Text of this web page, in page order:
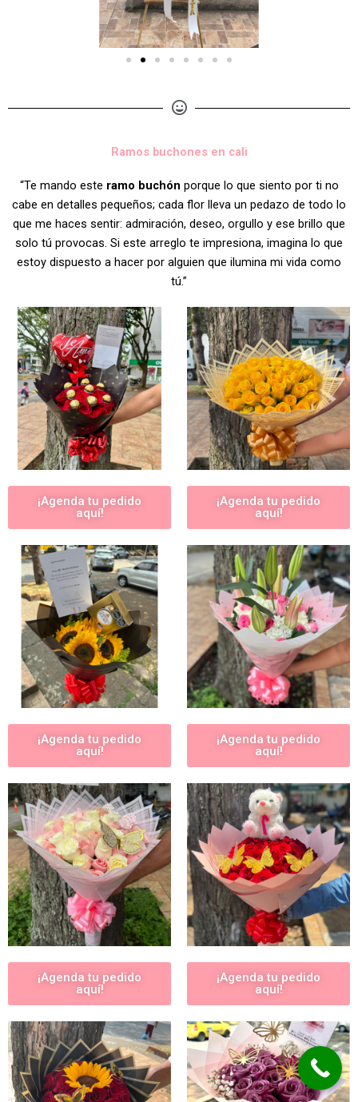
Ramos buchones en cali
“Te mando este ramo buchón porque lo que siento por ti no
cabe en detalles pequeños; cada flor lleva un pedazo de todo lo
que me haces sentir: admiración, deseo, orgullo y ese brillo que
solo tú provocas. Si este arreglo te impresiona, imagina lo que
estoy dispuesto a hacer por alguien que ilumina mi vida como
tú.”
¡Agenda tu pedido
aquí!
¡Agenda tu pedido
aquí!
¡Agenda tu pedido
aquí!
¡Agenda tu pedido
aquí!
¡Agenda tu pedido
aquí!
¡Agenda tu pedido
aquí!